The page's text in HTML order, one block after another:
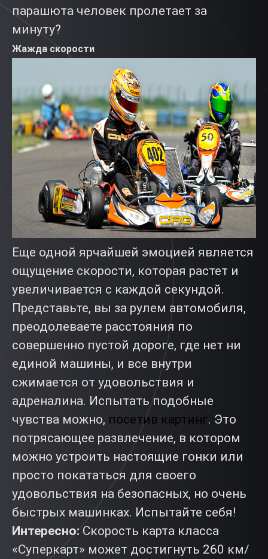
парашюта человек пролетает за
минуту?
Жажда скорости
Еще одной ярчайшей эмоцией является
ощущение скорости, которая растет и
увеличивается с каждой секундой.
Представьте, вы за рулем автомобиля,
преодолеваете расстояния по
совершенно пустой дороге, где нет ни
единой машины, и все внутри
сжимается от удовольствия и
адреналина. Испытать подобные
чувства можно, посетив картинг. Это
потрясающее развлечение, в котором
можно устроить настоящие гонки или
просто покататься для своего
удовольствия на безопасных, но очень
быстрых машинках. Испытайте себя!
Интересно: Скорость карта класса
«Суперкарт» может достигнуть 260 км/